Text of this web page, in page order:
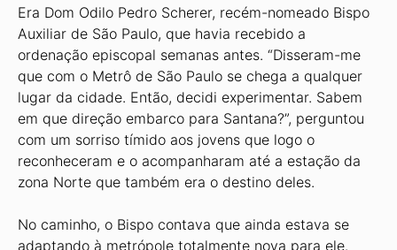
Era Dom Odilo Pedro Scherer, recém-nomeado Bispo
Auxiliar de São Paulo, que havia recebido a
ordenação episcopal semanas antes. “Disseram-me
que com o Metrô de São Paulo se chega a qualquer
lugar da cidade. Então, decidi experimentar. Sabem
em que direção embarco para Santana?”, perguntou
com um sorriso tímido aos jovens que logo o
reconheceram e o acompanharam até a estação da
zona Norte que também era o destino deles.
No caminho, o Bispo contava que ainda estava se
adaptando à metrópole totalmente nova para ele.